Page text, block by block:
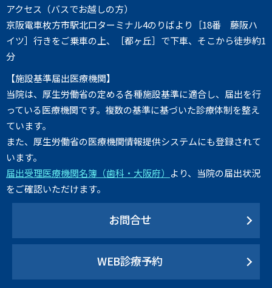
アクセス（バスでお越しの方）
京阪電車枚方市駅北口ターミナル4のりばより［18番 藤阪ハ
イツ］行きをご乗車の上、［都ヶ丘］で下車、そこから徒歩約1
分
【施設基準届出医療機関】
当院は、厚生労働省の定める各種施設基準に適合し、届出を行
っている医療機関です。複数の基準に基づいた診療体制を整え
ています。
また、厚生労働省の医療機関情報提供システムにも登録されて
います。
届出受理医療機関名簿（歯科・大阪府） より、当院の届出状況
をご確認いただけます。
お問合せ
WEB診療予約